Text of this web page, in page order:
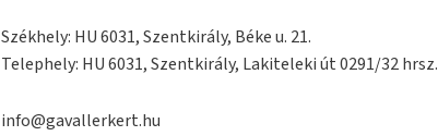
Székhely: HU 6031, Szentkirály, Béke u. 21.
Telephely: HU 6031, Szentkirály, Lakiteleki út 0291/32 hrsz.
info@gavallerkert.hu